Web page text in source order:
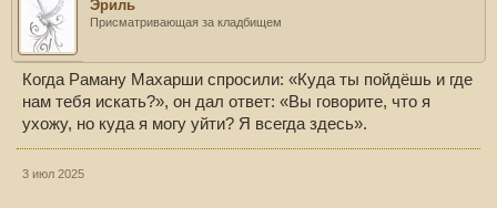
Эриль
Присматривающая за кладбищем
Когда Раману Махарши спросили: «Куда ты пойдёшь и где
нам тебя искать?», он дал ответ: «Вы говорите, что я
ухожу, но куда я могу уйти? Я всегда здесь».
3 июл 2025